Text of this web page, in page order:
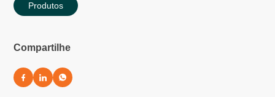
Produtos
Compartilhe